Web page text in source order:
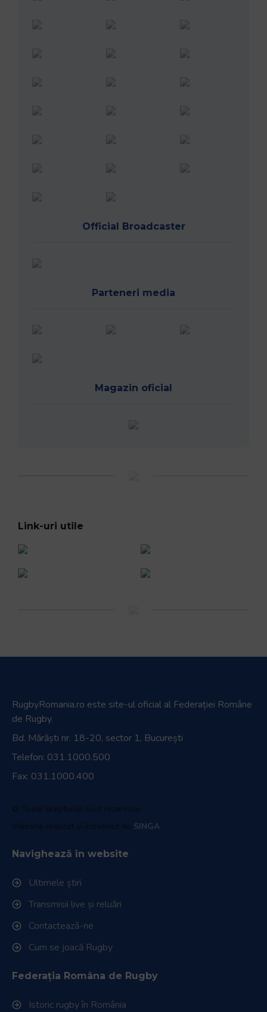
Official Broadcaster
Parteneri media
Magazin oficial
Link-uri utile
RugbyRomania.ro este site-ul oficial al Federației Române
de Rugby.
Bd. Mărăști nr. 18-20, sector 1, București
Telefon: 031.1000.500
Fax: 031.1000.400
© Toate drepturile sunt rezervate.
Website realizat și întreținut de SINGA
Navighează în website
Ultimele știri
Transmisii live și reluări
Contactează-ne
Cum se joacă Rugby
Federația Româna de Rugby
Istoric rugby în România